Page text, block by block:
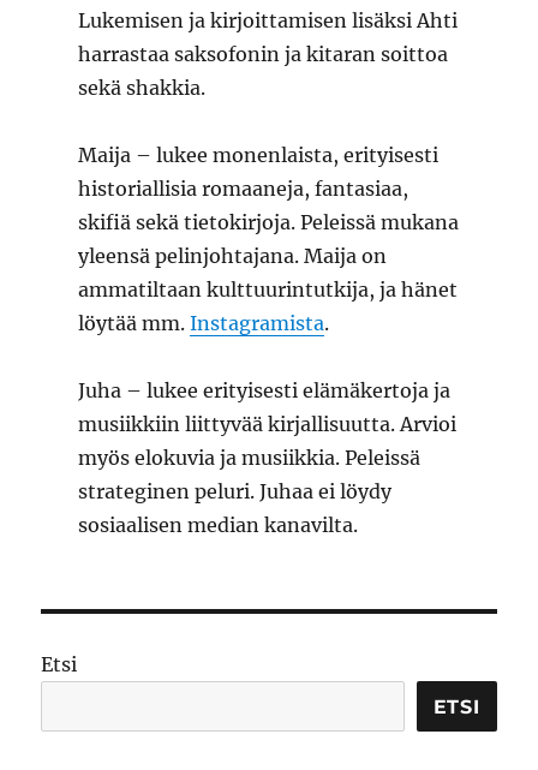
Lukemisen ja kirjoittamisen lisäksi Ahti
harrastaa saksofonin ja kitaran soittoa
sekä shakkia.
Maija – lukee monenlaista, erityisesti
historiallisia romaaneja, fantasiaa,
skifiä sekä tietokirjoja. Peleissä mukana
yleensä pelinjohtajana. Maija on
ammatiltaan kulttuurintutkija, ja hänet
löytää mm. Instagramista.
Juha – lukee erityisesti elämäkertoja ja
musiikkiin liittyvää kirjallisuutta. Arvioi
myös elokuvia ja musiikkia. Peleissä
strateginen peluri. Juhaa ei löydy
sosiaalisen median kanavilta.
Etsi
ETSI